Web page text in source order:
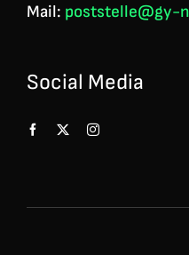
Mail: poststelle@gy-
Social Media